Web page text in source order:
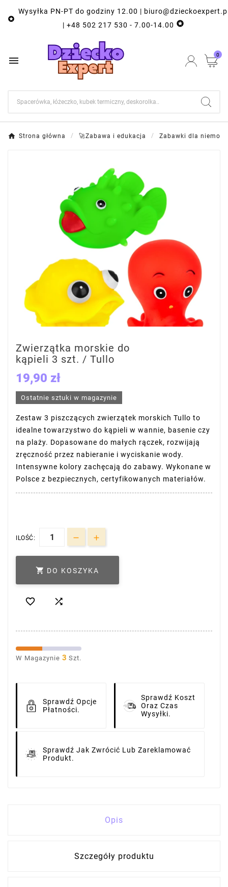

Wysyłka PN-PT do godziny 12.00 |
| +48 502 217 530 - 7.00-14.00 
 0
Strona główna 🚀Zabawa i edukacja Zabawki dla
Zwierzątka morskie do
kąpieli 3 szt. / Tullo
19,90 zł
Ostatnie sztuki w magazynie
Zestaw 3 piszczących zwierzątek morskich Tullo to
idealne towarzystwo do kąpieli w wannie, basenie czy
na plaży. Dopasowane do małych rączek, rozwijają
zręczność przez nabieranie i wyciskanie wody.
Intensywne kolory zachęcają do zabawy. Wykonane w
Polsce z bezpiecznych, certyfikowanych materiałów.
ILOŚĆ:
 DO KOSZYKA
 
W Magazynie 3 Szt.
Sprawdź Opcje
Płatności.
Sprawdź Koszt
Oraz Czas
Wysyłki.
Sprawdź Jak Zwrócić Lub Zareklamować
Produkt.
Opis
Szczegóły produktu